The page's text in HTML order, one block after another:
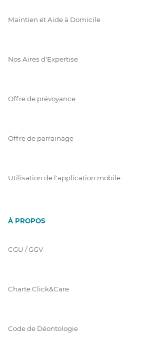
Maintien et Aide à Domicile
Nos Aires d'Expertise
Offre de prévoyance
Offre de parrainage
Utilisation de l'application mobile
À PROPOS
CGU / GGV
Charte Click&Care
Code de Déontologie